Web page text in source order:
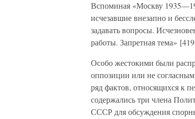
Вспоминая «Москву
исчезавшие внезапно и
задавать вопросы.
работы. Запретная тема»
Особо жестокими были
оппозиции или не
ряд фактов, относящихся к
содержались три члена
СССР для обсуждения